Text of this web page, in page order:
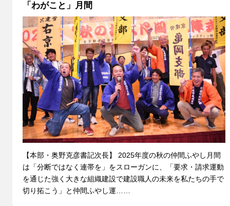
「わがこと」月間
【本部・奥野克彦書記次長】 2025年度の秋の仲間ふやし月間
は「分断ではなく連帯を」をスローガンに、「要求・請求運動
を通じた強く大きな組織建設で建設職人の未来を私たちの手で
切り拓こう」と仲間ふやし運……